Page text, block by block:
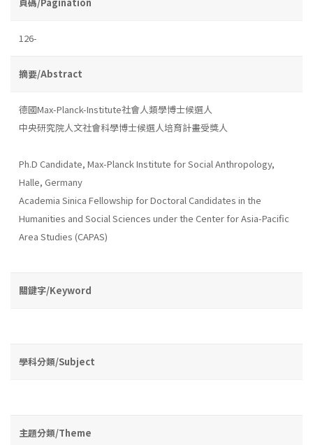
126-
摘要/Abstract
德國Max-Planck-Institute社會人類學博士候選人
中央研究院人文社會科學博士候選人培育計畫受獎人
Ph.D Candidate, Max-Planck Institute for Social Anthropology,
Halle, Germany
Academia Sinica Fellowship for Doctoral Candidates in the
Humanities and Social Sciences under the Center for Asia-Pacific
Area Studies (CAPAS)
關鍵字/Keyword
學科分類/Subject
主題分類/Theme